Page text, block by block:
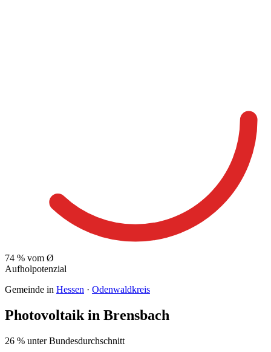
74 % vom Ø
Aufholpotenzial
Gemeinde in Hessen · Odenwaldkreis
Photovoltaik in Brensbach
26 % unter Bundesdurchschnitt